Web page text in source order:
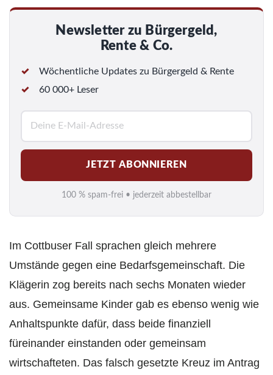
Newsletter zu Bürgergeld,
Rente & Co.
Wöchentliche Updates zu Bürgergeld & Rente
60 000+ Leser
M
a
i
l
*
JETZT ABONNIEREN
100 % spam-frei • jederzeit abbestellbar
Im Cottbuser Fall sprachen gleich mehrere
Umstände gegen eine Bedarfsgemeinschaft. Die
Klägerin zog bereits nach sechs Monaten wieder
aus. Gemeinsame Kinder gab es ebenso wenig wie
Anhaltspunkte dafür, dass beide finanziell
füreinander einstanden oder gemeinsam
wirtschafteten. Das falsch gesetzte Kreuz im Antrag